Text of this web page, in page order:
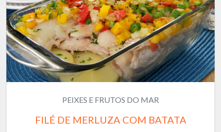
PEIXES E FRUTOS DO MAR
FILÉ DE MERLUZA COM BATATA